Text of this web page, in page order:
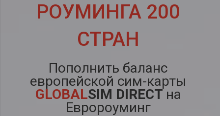
РОУМИНГА 200
СТРАН
Пополнить баланс
европейской сим-карты
GLOBALSIM DIRECTна
Евророуминг